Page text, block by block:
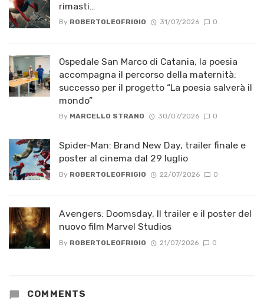
rimasti…
By ROBERTOLEOFRIGIO 31/07/2026 0
Ospedale San Marco di Catania, la poesia
accompagna il percorso della maternità:
successo per il progetto “La poesia salverà il
mondo”
By MARCELLO STRANO 30/07/2026 0
Spider-Man: Brand New Day, trailer finale e
poster al cinema dal 29 luglio
By ROBERTOLEOFRIGIO 22/07/2026 0
Avengers: Doomsday, Il trailer e il poster del
nuovo film Marvel Studios
By ROBERTOLEOFRIGIO 21/07/2026 0
COMMENTS